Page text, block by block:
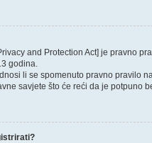
and Protection Act] je pravno
godina.
li se spomenuto pravno pravilo
savjete što će reći da je potpuno